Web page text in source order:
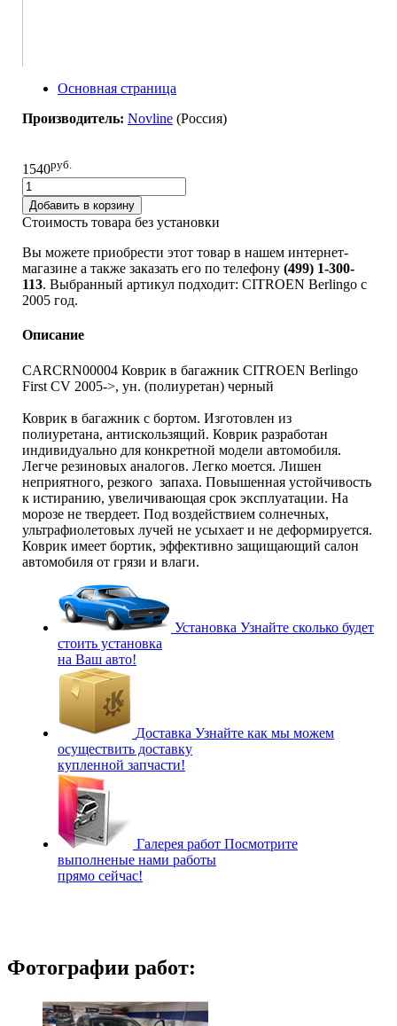
Основная страница
Производитель: Novline (Россия)
1540руб.
Добавить в корзину
Стоимость товара без установки
Вы можете приобрести этот товар в нашем интернет-
магазине а также заказать его по телефону (499) 1-300-
113. Выбранный артикул подходит: CITROEN Berlingo c
2005 год.
Описание
CARCRN00004 Коврик в багажник CITROEN Berlingo
First CV 2005->, ун. (полиуретан) черный
Коврик в багажник с бортом. Изготовлен из
полиуретана, антискользящий. Коврик разработан
индивидуально для конкретной модели автомобиля.
Легче резиновых аналогов. Легко моется. Лишен
неприятного, резкого запаха. Повышенная устойчивость
к истиранию, увеличивающая срок эксплуатации. На
морозе не твердеет. Под воздействием солнечных,
ультрафиолетовых лучей не усыхает и не деформируется.
Коврик имеет бортик, эффективно защищающий салон
автомобиля от грязи и влаги.
Установка Узнайте сколько будет
стоить установка
на Ваш авто!
Доставка Узнайте как мы можем
осуществить доставку
купленной запчасти!
Галерея работ Посмотрите
выполненые нами работы
прямо сейчас!
Фотографии работ: